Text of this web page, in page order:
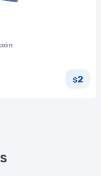
$2